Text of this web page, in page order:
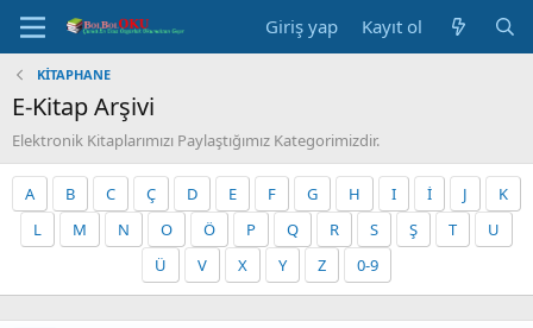
Giriş yap Kayıt ol
KİTAPHANE
E-Kitap Arşivi
Elektronik Kitaplarımızı Paylaştığımız Kategorimizdir.
A B C Ç D E F G H I İ J
K
L
M N O Ö P Q R S Ş T
U
Ü
V X Y Z 0-9